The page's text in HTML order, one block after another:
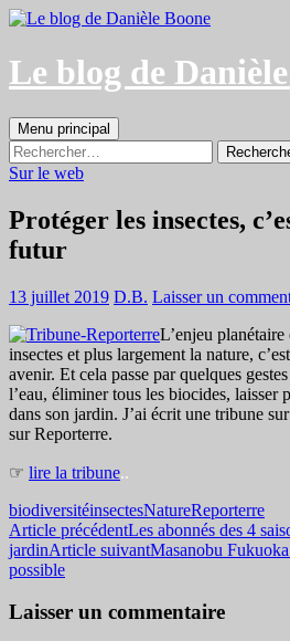
Aller
contenu
Le blog de
Recherche
Menu principal
Rechercher :
Sur le web
Protéger les insectes,
futur
13 juillet 2019 D.B. Laisser un
L’enjeu
insectes et plus largement la nature,
avenir. Et cela passe par quelques
l’eau, éliminer tous les biocides, laisser
dans son jardin. J’ai écrit une tribune
sur Reporterre.
☞ lire la tribune..
biodiversitéinsectesNatureReporterre
Navigation
des
Article précédentLes abonnés des 4
jardinArticle suivantMasanobu Fukuoka
possible
Laisser un commentaire